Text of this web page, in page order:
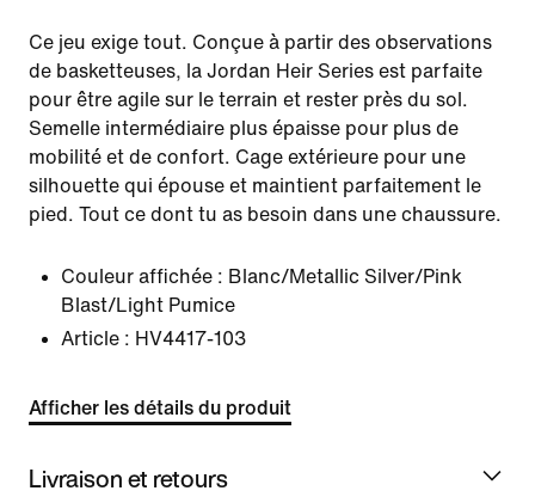
Ce jeu exige tout. Conçue à partir des observations
de basketteuses, la Jordan Heir Series est parfaite
pour être agile sur le terrain et rester près du sol.
Semelle intermédiaire plus épaisse pour plus de
mobilité et de confort. Cage extérieure pour une
silhouette qui épouse et maintient parfaitement le
pied. Tout ce dont tu as besoin dans une chaussure.
Couleur affichée : Blanc/Metallic Silver/Pink
Blast/Light Pumice
Article : HV4417-103
Afficher les détails du produit
Livraison et retours